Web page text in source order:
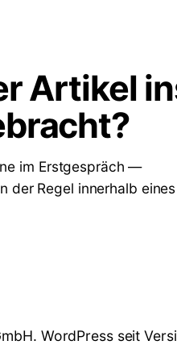
Artikel
im Erstgespräch —
der Regel innerhalb eines
WordPress seit